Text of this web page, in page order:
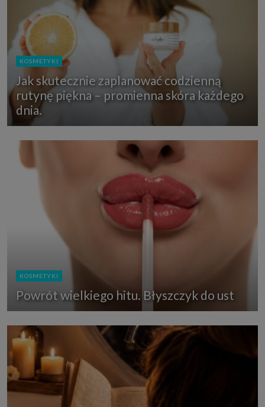
KOSMETYKI
Jak skutecznie zaplanować codzienną
rutynę piękna – promienna skóra każdego
dnia.
KOSMETYKI
Powrót wielkiego hitu. Błyszczyk do ust